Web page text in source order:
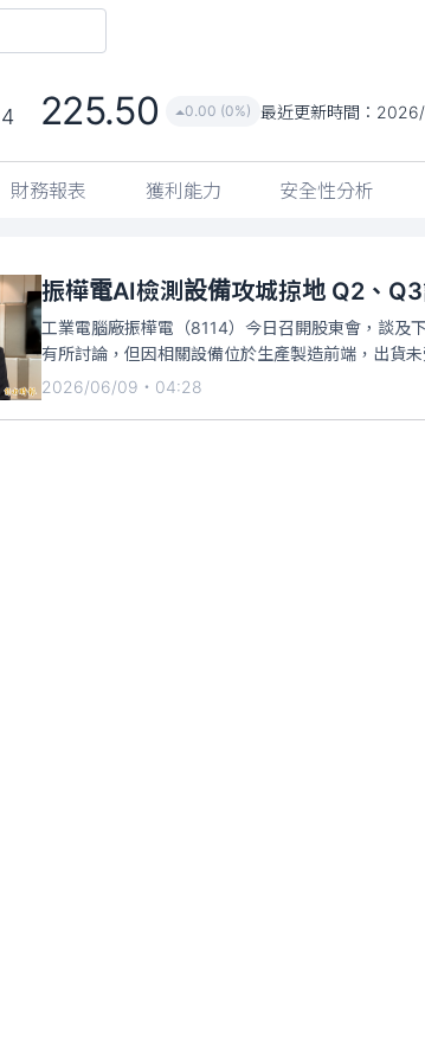
225.50 0.00 (0%) 最近更新時間：
財務報表 獲利能力 安全性分析
振樺電AI檢測設備攻城掠地 Q2、
工業電腦廠振樺電（8114）今日召開股東會，談及
有所討論，但因相關設備位於生產製造前端，出貨
2026/06/09・04:28